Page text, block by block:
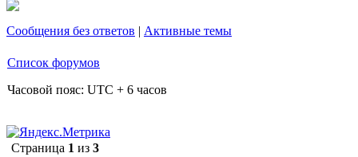
Сообщения без ответов | Активные темы
Список форумов
Часовой пояс: UTC + 6 часов
Страница 1 из 3